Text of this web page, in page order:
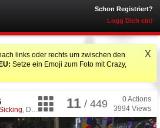
Schon Registriert?
Logg Dich ein!
X
links oder rechts um zwischen den
Setze ein Emoji zum Foto mit Crazy,
0Actions
3994 Views
11 / 449
, Desselbrunn